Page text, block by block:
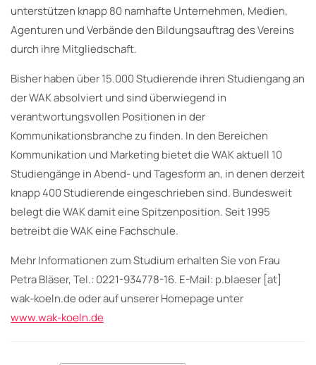
unterstützen knapp 80 namhafte Unternehmen, Medien,
Agenturen und Verbände den Bildungsauftrag des Vereins
durch ihre Mitgliedschaft.
Bisher haben über 15.000 Studierende ihren Studiengang an
der WAK absolviert und sind überwiegend in
verantwortungsvollen Positionen in der
Kommunikationsbranche zu finden. In den Bereichen
Kommunikation und Marketing bietet die WAK aktuell 10
Studiengänge in Abend- und Tagesform an, in denen derzeit
knapp 400 Studierende eingeschrieben sind. Bundesweit
belegt die WAK damit eine Spitzenposition. Seit 1995
betreibt die WAK eine Fachschule.
Mehr Informationen zum Studium erhalten Sie von Frau
Petra Bläser, Tel.: 0221-934778-16. E-Mail: p.blaeser [at]
wak-koeln.de oder auf unserer Homepage unter
www.wak-koeln.de